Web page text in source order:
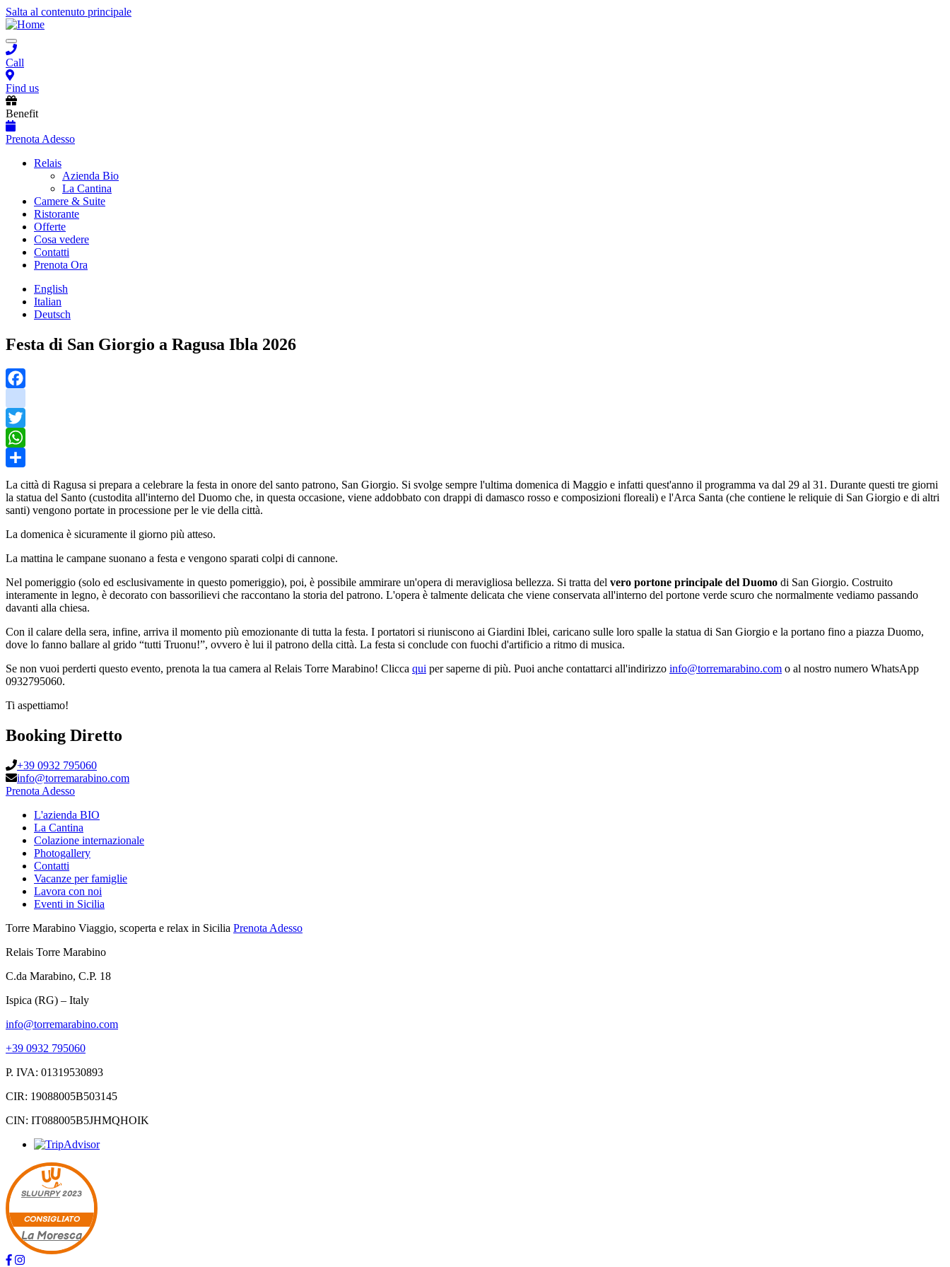
Salta al contenuto principale
Toggle
navigation
Call
Find us
Benefit
Prenota Adesso
Main
navigation
Relais
Azienda Bio
La Cantina
Camere & Suite
Ristorante
Offerte
Cosa vedere
Contatti
Prenota Ora
English
Italian
Deutsch
Festa di San Giorgio a Ragusa Ibla 2026
instagram
Twitter
WhatsApp
La città di Ragusa si prepara a celebrare la festa in onore del santo patrono, San Giorgio. Si svolge sempre l'ultima domenica di Maggio e infatti quest'anno il programma va dal 29 al 31. Durante questi tre giorni
la statua del Santo (custodita all'interno del Duomo che, in questa occasione, viene addobbato con drappi di damasco rosso e composizioni floreali) e l'Arca Santa (che contiene le reliquie di San Giorgio e di altri
santi) vengono portate in processione per le vie della città.
La domenica è sicuramente il giorno più atteso.
La mattina le campane suonano a festa e vengono sparati colpi di cannone.
Nel pomeriggio (solo ed esclusivamente in questo pomeriggio), poi, è possibile ammirare un'opera di meravigliosa bellezza. Si tratta del vero portone principale del Duomo di San Giorgio. Costruito
interamente in legno, è decorato con bassorilievi che raccontano la storia del patrono. L'opera è talmente delicata che viene conservata all'interno del portone verde scuro che normalmente vediamo passando
davanti alla chiesa.
Con il calare della sera, infine, arriva il momento più emozionante di tutta la festa. I portatori si riuniscono ai Giardini Iblei, caricano sulle loro spalle la statua di San Giorgio e la portano fino a piazza Duomo,
dove lo fanno ballare al grido “tutti Truonu!”, ovvero è lui il patrono della città. La festa si conclude con fuochi d'artificio a ritmo di musica.
Se non vuoi perderti questo evento, prenota la tua camera al Relais Torre Marabino! Clicca qui per saperne di più. Puoi anche contattarci all'indirizzo info@torremarabino.com o al nostro numero WhatsApp
0932795060.
Ti aspettiamo!
Booking Diretto
+39 0932 795060
info@torremarabino.com
Prenota Adesso
L'azienda BIO
La Cantina
Colazione internazionale
Photogallery
Contatti
Vacanze per famiglie
Lavora con noi
Eventi in Sicilia
Torre Marabino Viaggio, scoperta e relax in Sicilia Prenota Adesso
Relais Torre Marabino
C.da Marabino, C.P. 18
Ispica (RG) – Italy
info@torremarabino.com
+39 0932 795060
P. IVA: 01319530893
CIR: 19088005B503145
CIN: IT088005B5JHMQHOIK
SLUURPY2023
CONSIGLIATO
La Moresca